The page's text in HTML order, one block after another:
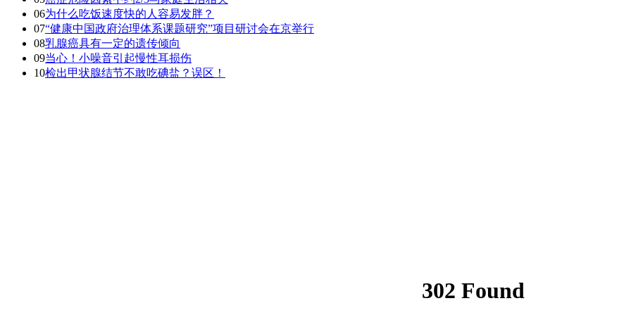
06为什么吃饭速度快的人容易发胖？
07“健康中国政府治理体系课题研究”项目研讨会在京举行
08乳腺癌具有一定的遗传倾向
09当心！小噪音引起慢性耳损伤
10检出甲状腺结节不敢吃碘盐？误区！
302 Found